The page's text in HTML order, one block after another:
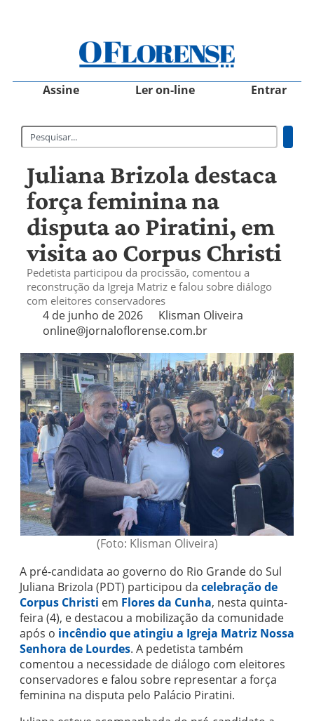
Assine Ler on-line Entrar
Juliana Brizola destaca
força feminina na
disputa ao Piratini, em
visita ao Corpus Christi
Pedetista participou da procissão, comentou a
reconstrução da Igreja Matriz e falou sobre diálogo
com eleitores conservadores
4 de junho de 2026
Klisman Oliveira
online@jornaloflorense.com.br
(Foto: Klisman Oliveira)
A pré-candidata ao governo do Rio Grande do Sul
Juliana Brizola (PDT) participou da celebração de
Corpus Christi em Flores da Cunha, nesta quinta-
feira (4), e destacou a mobilização da comunidade
após o incêndio que atingiu a Igreja Matriz Nossa
Senhora de Lourdes. A pedetista também
comentou a necessidade de diálogo com eleitores
conservadores e falou sobre representar a força
feminina na disputa pelo Palácio Piratini.